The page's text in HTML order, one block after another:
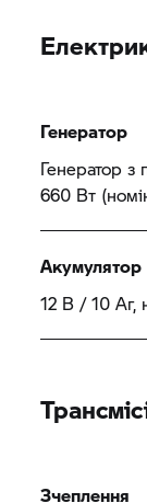
Генератор
Генератор з
660 Вт
Акумулятор
12 В / 10 Аг,
Зчеплення